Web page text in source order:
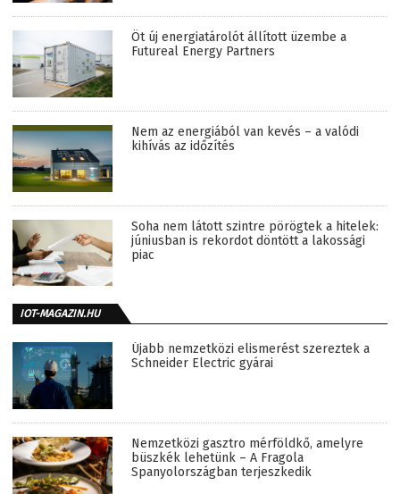
Öt új energiatárolót állított üzembe a
Futureal Energy Partners
Nem az energiából van kevés – a valódi
kihívás az időzítés
Soha nem látott szintre pörögtek a hitelek:
júniusban is rekordot döntött a lakossági
piac
IOT-MAGAZIN.HU
Újabb nemzetközi elismerést szereztek a
Schneider Electric gyárai
Nemzetközi gasztro mérföldkő, amelyre
büszkék lehetünk – A Fragola
Spanyolországban terjeszkedik